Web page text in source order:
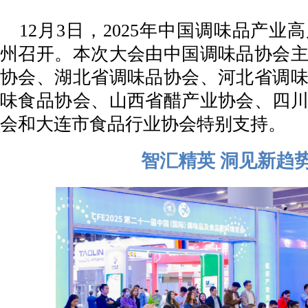
12月3日，2025年中国调味品产业
州召开。本次大会由中国调味品协会
协会、湖北省调味品协会、河北省调
味食品协会、山西省醋产业协会、四
会和大连市食品行业协会特别支持。
智汇精英 洞见新趋